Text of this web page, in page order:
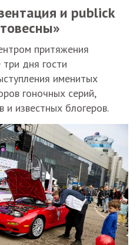
и publick
притяжения
дня гости
именитых
гоночных серий,
и известных блогеров.